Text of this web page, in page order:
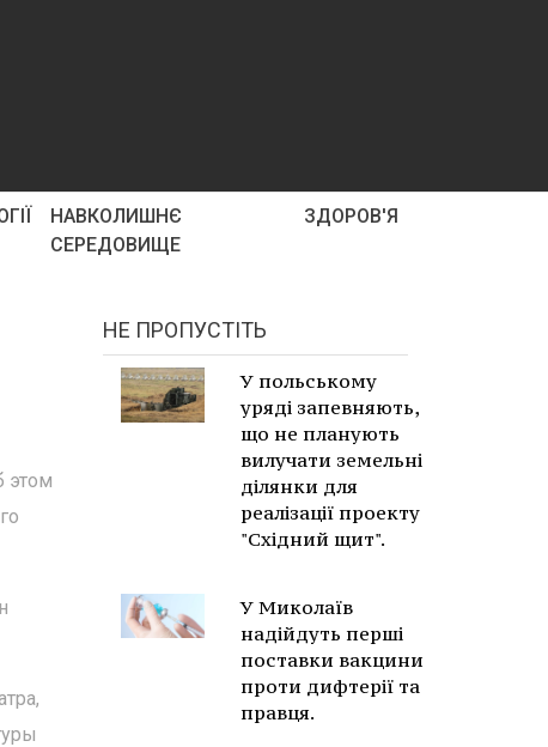
НАВКОЛИШНЄ
СЕРЕДОВИЩЕ
ЗДОРОВ'Я
этом
НЕ ПРОПУСТІТЬ
У польському
уряді запевняють,
що не планують
вилучати земельні
ділянки для
реалізації проекту
"Східний щит".
У Миколаїв
надійдуть перші
поставки вакцини
проти дифтерії та
правця.